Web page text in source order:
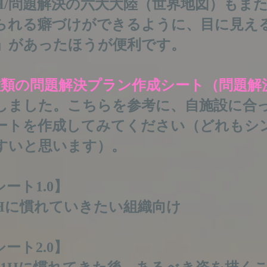
問題解決の六大大陸（世界地図）もま
れる癖づけができるように、目に見え
があったほうが便利です。
の問題解決プラン作成シート（問題解
ました。こちらを参考に、自施設に合
トを作成してみてください（どれもシ
いと思います）。
ト1.0】
慣れていきたい組織向け
ト2.0】